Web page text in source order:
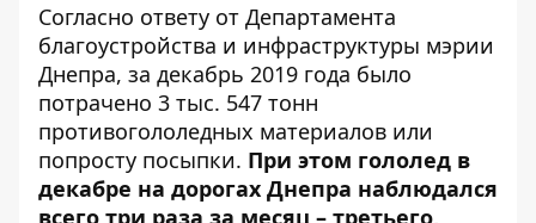
Согласно ответу от Департамента
благоустройства и инфраструктуры мэрии
Днепра, за декабрь 2019 года было
потрачено 3 тыс. 547 тонн
противогололедных материалов или
попросту посыпки. При этом гололед в
декабре на дорогах Днепра наблюдался
всего три раза за месяц – третьего,